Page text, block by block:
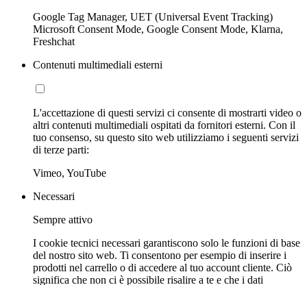
Google Tag Manager, UET (Universal Event Tracking)
Microsoft Consent Mode, Google Consent Mode, Klarna,
Freshchat
Contenuti multimediali esterni
L'accettazione di questi servizi ci consente di mostrarti video o
altri contenuti multimediali ospitati da fornitori esterni. Con il
tuo consenso, su questo sito web utilizziamo i seguenti servizi
di terze parti:
Vimeo, YouTube
Necessari
Sempre attivo
I cookie tecnici necessari garantiscono solo le funzioni di base
del nostro sito web. Ti consentono per esempio di inserire i
prodotti nel carrello o di accedere al tuo account cliente. Ciò
significa che non ci è possibile risalire a te e che i dati